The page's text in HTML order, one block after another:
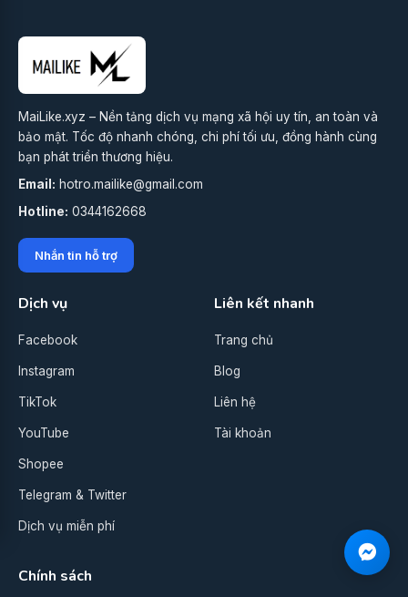
MaiLike.xyz – Nền tảng dịch vụ mạng xã hội uy tín, an toàn và
bảo mật. Tốc độ nhanh chóng, chi phí tối ưu, đồng hành cùng
bạn phát triển thương hiệu.
Email: hotro.mailike@gmail.com
Hotline: 0344162668
Nhắn tin hỗ trợ
Dịch vụ
Facebook
Instagram
TikTok
YouTube
Shopee
Telegram & Twitter
Dịch vụ miễn phí
Liên kết nhanh
Trang chủ
Blog
Liên hệ
Tài khoản
Chính sách